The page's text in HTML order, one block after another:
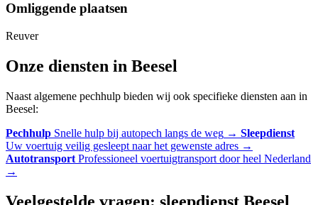
Omliggende plaatsen
Reuver
Onze diensten in Beesel
Naast algemene pechhulp bieden wij ook specifieke diensten aan in
Beesel:
Pechhulp Snelle hulp bij autopech langs de weg → Sleepdienst
Uw voertuig veilig gesleept naar het gewenste adres →
Autotransport Professioneel voertuigtransport door heel Nederland
→
Veelgestelde vragen: sleepdienst Beesel